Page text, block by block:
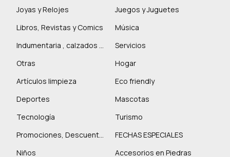
Joyas y Relojes
Juegos y Juguetes
Libros, Revistas y Comics
Música
Indumentaria , calzados y marroquinería
Servicios
Otras
Hogar
Artículos limpieza
Eco friendly
Deportes
Mascotas
Tecnología
Turismo
Promociones, Descuentos y más
FECHAS ESPECIALES
Niños
Accesorios en Piedras